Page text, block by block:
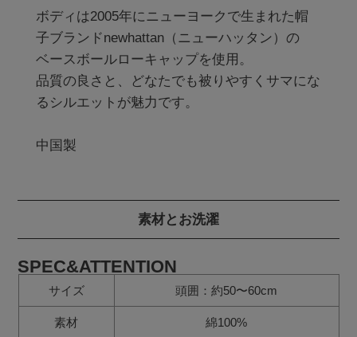
ボディは2005年にニューヨークで生まれた帽
子ブランドnewhattan（ニューハッタン）の
ベースボールローキャップを使用。
品質の良さと、どなたでも被りやすくサマにな
るシルエットが魅力です。
素材とお洗濯
SPEC&ATTENTION
サイズ 頭囲：約50〜60cm
素材 綿100%